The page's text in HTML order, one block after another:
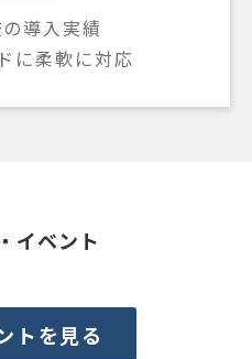
導入実績
に柔軟に対応
イベント
トを見る